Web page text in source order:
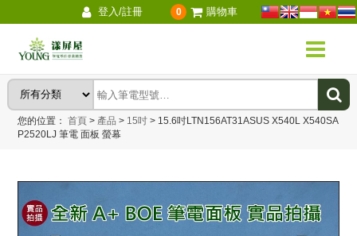
登入/註冊 0 購物車
您的位置：首頁 > 產品 > 15吋 > 15.6吋LTN156AT31ASUS X540L X540SA
P2520LJ 筆電 面板 螢幕